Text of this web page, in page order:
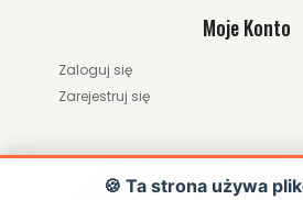
Moje Konto
Zaloguj się
Zarejestruj się
🍪 Ta strona używa